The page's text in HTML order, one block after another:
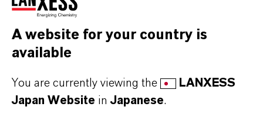
PRESS RELEASE
A website for your country is
available
You are currently viewing the
LANXESS
Japan Website inJapanese.